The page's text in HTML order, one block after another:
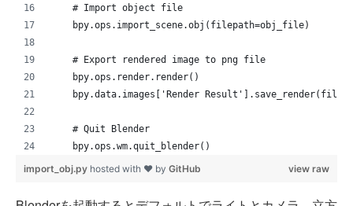
    # Import object file
    bpy.ops.import_scene.obj(filepath=obj_file)
    # Export rendered image to png file
    bpy.ops.render.render()
bpy.data.images['Render
    # Quit Blender
    bpy.ops.wm.quit_blender()
view raw
import_obj.py hosted with ❤ by GitHub